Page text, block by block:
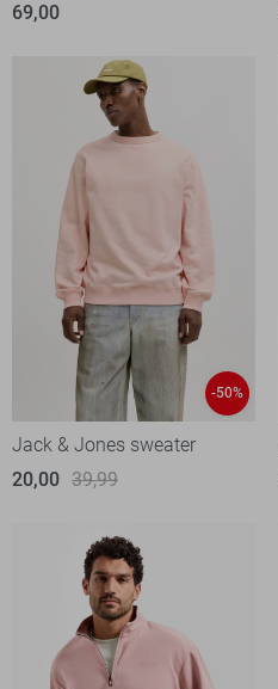
69,00
-50%
Jack & Jones sweater
20,00 39,99